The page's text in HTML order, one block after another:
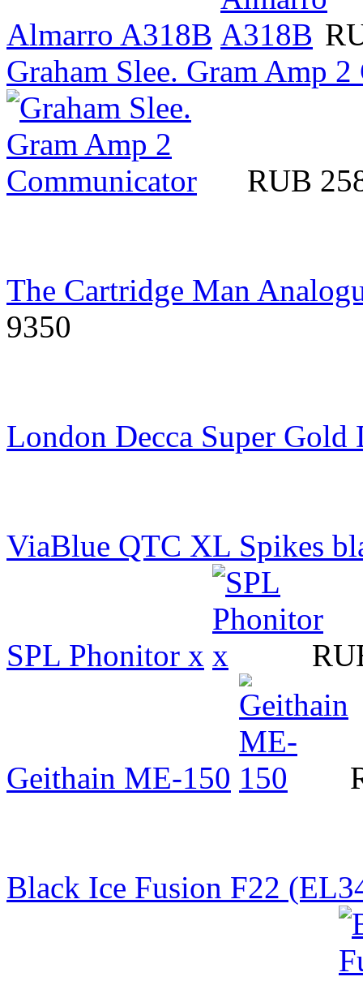
Almarro A318B
Graham Slee. Gram Amp
RUB
The Cartridge Man
9350
London Decca Super Gold
ViaBlue QTC XL Spikes
SPL Phonitor x
Geithain ME-150
Black Ice Fusion F22